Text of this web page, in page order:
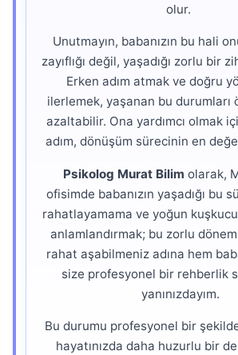
olur.
Unutmayın, babanızın bu hali
zayıflığı değil, yaşadığı zorlu bir
Erken adım atmak ve doğru
ilerlemek, yaşanan bu durumları
azaltabilir. Ona yardımcı olmak
adım, dönüşüm sürecinin en
Psikolog Murat Bilim olarak,
ofisimde babanızın yaşadığı bu
rahatlayamama ve yoğun
anlamlandırmak; bu zorlu
rahat aşabilmeniz adına hem
size profesyonel bir rehberlik
yanınızdayım.
Bu durumu profesyonel bir
hayatınızda daha huzurlu bir